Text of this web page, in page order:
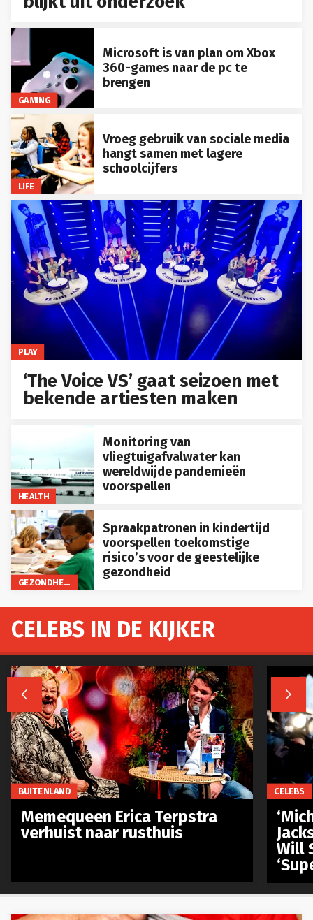
GAMING
Microsoft is van plan om Xbox
360-games naar de pc te
brengen
LIFE
Vroeg gebruik van sociale media
hangt samen met lagere
schoolcijfers
PLAY
‘The Voice VS’ gaat seizoen met
bekende artiesten maken
HEALTH
Monitoring van
vliegtuigafvalwater kan
wereldwijde pandemieën
voorspellen
GEZONDHEID
Spraakpatronen in kindertijd
voorspellen toekomstige
risico’s voor de geestelijke
gezondheid
CELEBS IN DE KIJKER
 
BUITENLAND
Memequeen Erica Terpstra
verhuist naar rusthuis
CELEBS
Will